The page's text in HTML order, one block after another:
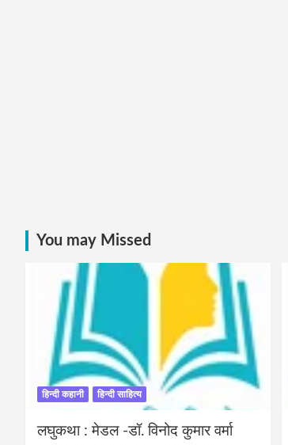
You may Missed
हिन्दी कहानी हिन्दी साहित्य
लघुकथा : मेडल -डॉ. विनोद कुमार वर्मा